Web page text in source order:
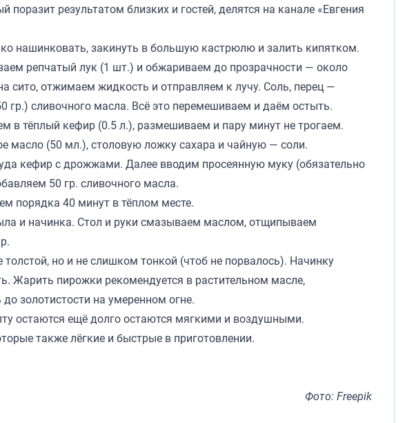
результатом близких и гостей, делятся на канале «Евгения
нашинковать, закинуть в большую кастрюлю и залить кипятком.
репчатый лук (1 шт.) и обжариваем до прозрачности — около
отжимаем жидкость и отправляем к лучу. Соль, перец —
гр.) сливочного масла. Всё это перемешиваем и даём остыть.
в тёплый кефир (0.5 л.), размешиваем и пару минут не трогаем.
масло (50 мл.), столовую ложку сахара и чайную — соли.
кефир с дрожжами. Далее вводим просеянную муку (обязательно
50 гр. сливочного масла.
порядка 40 минут в тёплом месте.
и начинка. Стол и руки смазываем маслом, отщипываем
но и не слишком тонкой (чтоб не порвалось). Начинку
Жарить пирожки рекомендуется в растительном масле,
золотистости на умеренном огне.
остаются ещё долго остаются мягкими и воздушными.
также лёгкие и быстрые в приготовлении.
Фото: Freepik